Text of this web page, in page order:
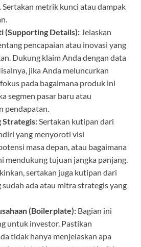
Sertakan metrik kunci atau dampak
(Supporting Details): Jelaskan
pencapaian atau inovasi yang
Dukung klaim Anda dengan data
jika Anda meluncurkan
pada bagaimana produk ini
segmen pasar baru atau
pendapatan.
Strategis:Sertakan kutipan dari
yang menyoroti visi
masa depan, atau bagaimana
mendukung tujuan jangka panjang.
sertakan juga kutipan dari
ada atau mitra strategis yang
(Boilerplate): Bagian ini
untuk investor. Pastikan
tidak hanya menjelaskan apa